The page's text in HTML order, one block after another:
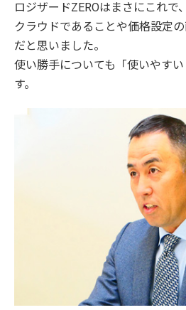
ロジザードZEROはまさにこれで
クラウドであることや価格設定
だと思いました。
使い勝手についても「使いやす
す。